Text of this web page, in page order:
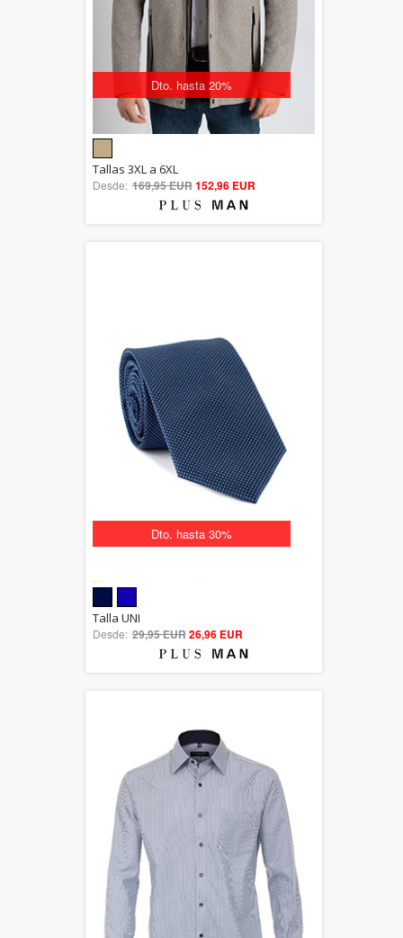
Dto. hasta 20%
5.00
out of 5
Tallas 3XL a 6XL
Desde: 169,95 EUR152,96 EUR
Dto. hasta 30%
out of 5
Talla UNI
Desde: 29,95 EUR26,96 EUR